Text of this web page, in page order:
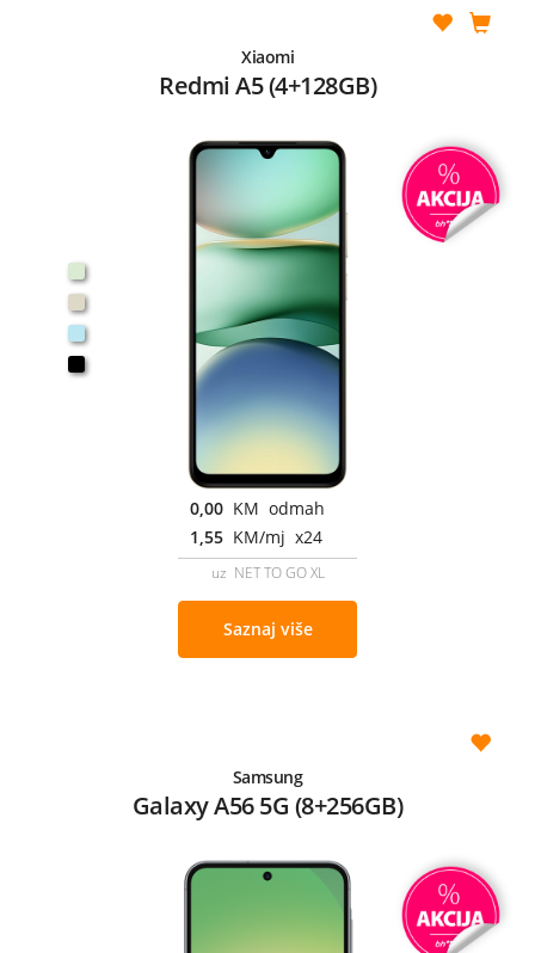
Xiaomi
Redmi A5 (4+128GB)
0,00 KM odmah
1,55 KM/mj x24
uz NET TO GO XL
Saznaj više
Samsung
Galaxy A56 5G (8+256GB)